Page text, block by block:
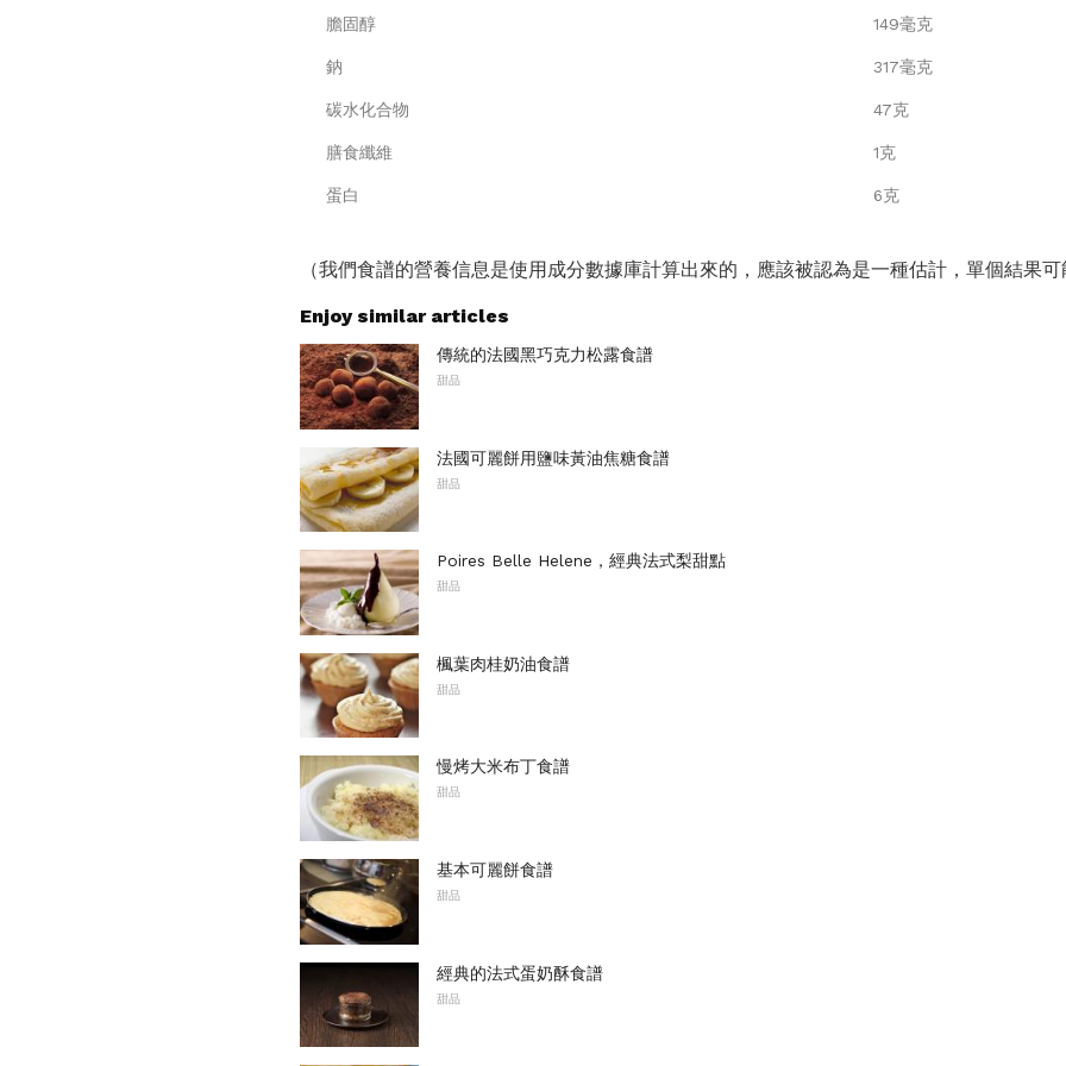
膽固醇 149毫克
鈉 317毫克
碳水化合物 47克
膳食纖維 1克
蛋白 6克
（我們食譜的營養信息是使用成分數據庫計算出來的，應該被認為是一種估計，單個結果可
Enjoy similar articles
傳統的法國黑巧克力松露食譜
甜品
法國可麗餅用鹽味黃油焦糖食譜
甜品
Poires Belle Helene，經典法式梨甜點
甜品
楓葉肉桂奶油食譜
甜品
慢烤大米布丁食譜
甜品
基本可麗餅食譜
甜品
經典的法式蛋奶酥食譜
甜品